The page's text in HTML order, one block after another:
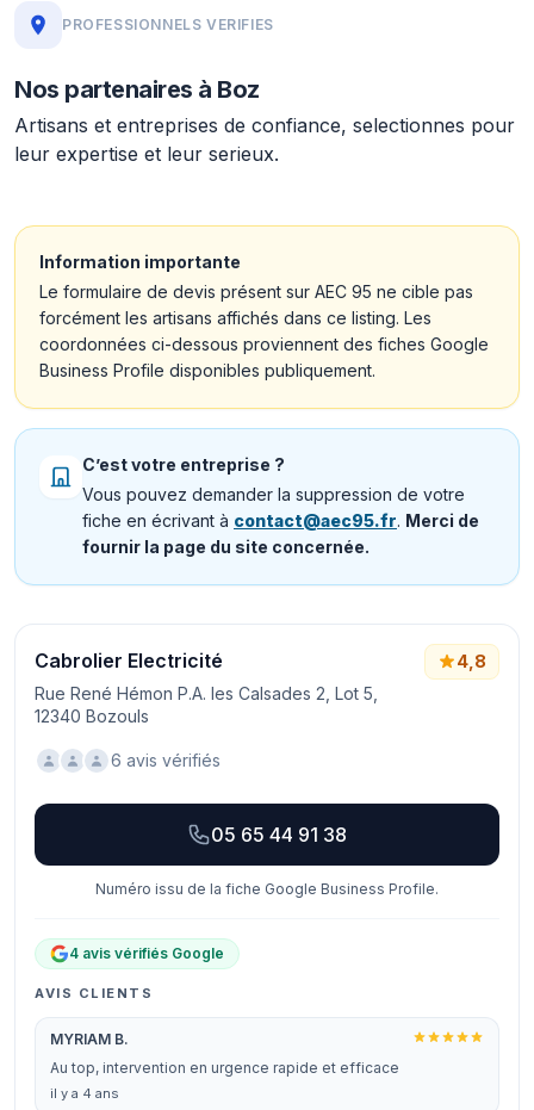
PROFESSIONNELS VERIFIES
Nos partenaires à Boz
Artisans et entreprises de confiance, selectionnes pour
leur expertise et leur serieux.
Information importante
Le formulaire de devis présent sur AEC 95 ne cible pas
forcément les artisans affichés dans ce listing. Les
coordonnées ci-dessous proviennent des fiches Google
Business Profile disponibles publiquement.
C’est votre entreprise ?
Vous pouvez demander la suppression de votre
fiche en écrivant à contact@aec95.fr. Merci de
fournir la page du site concernée.
Cabrolier Electricité
Rue René Hémon P.A. les Calsades 2, Lot 5,
12340 Bozouls
4,8
6 avis vérifiés
05 65 44 91 38
Numéro issu de la fiche Google Business Profile.
4 avis vérifiés Google
AVIS CLIENTS
MYRIAM B.
Au top, intervention en urgence rapide et efficace
il y a 4 ans